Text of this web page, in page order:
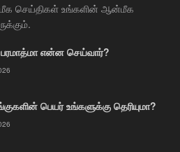
செய்திகள் உங்களின் ஆன்மீக
என்ன செய்வார்?
பெயர் உங்களுக்கு தெரியுமா?